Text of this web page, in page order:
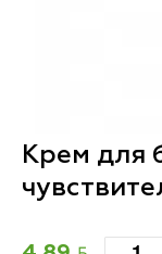
Крем для